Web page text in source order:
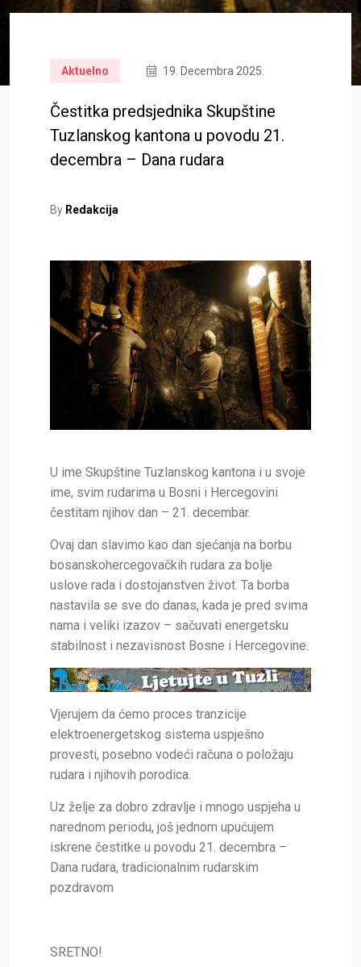
Aktuelno 19. Decembra 2025.
Čestitka predsjednika Skupštine
Tuzlanskog kantona u povodu 21.
decembra – Dana rudara
By Redakcija
U ime Skupštine Tuzlanskog kantona i u svoje
ime, svim rudarima u Bosni i Hercegovini
čestitam njihov dan – 21. decembar.
Ovaj dan slavimo kao dan sjećanja na borbu
bosanskohercegovačkih rudara za bolje
uslove rada i dostojanstven život. Ta borba
nastavila se sve do danas, kada je pred svima
nama i veliki izazov – sačuvati energetsku
stabilnost i nezavisnost Bosne i Hercegovine.
Vjerujem da ćemo proces tranzicije
elektroenergetskog sistema uspješno
provesti, posebno vodeći računa o položaju
rudara i njihovih porodica.
Uz želje za dobro zdravlje i mnogo uspjeha u
narednom periodu, još jednom upućujem
iskrene čestitke u povodu 21. decembra –
Dana rudara, tradicionalnim rudarskim
pozdravom
SRETNO!